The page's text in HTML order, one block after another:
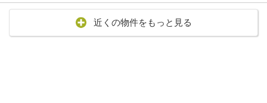
近くの物件をもっと見る